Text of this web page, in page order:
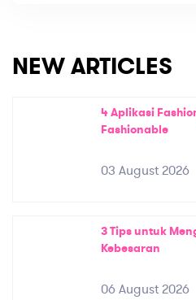
NEW ARTICLES
4 Aplikasi
Fashionable
03 August 2026
3 Tips untuk
Kebesaran
06 August 2026